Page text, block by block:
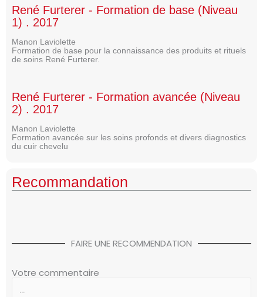
René Furterer - Formation de base (Niveau
1) . 2017
Manon Laviolette
Formation de base pour la connaissance des produits et rituels
de soins René Furterer.
René Furterer - Formation avancée (Niveau
2) . 2017
Manon Laviolette
Formation avancée sur les soins profonds et divers diagnostics
du cuir chevelu
Recommandation
FAIRE UNE RECOMMENDATION
Votre commentaire